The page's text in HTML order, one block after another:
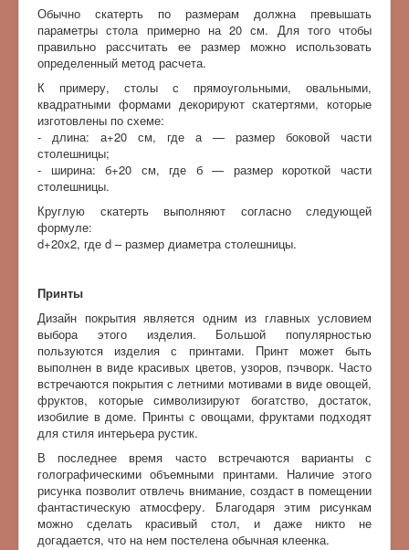
Обычно скатерть по размерам должна превышать
параметры стола примерно на 20 см. Для того чтобы
правильно рассчитать ее размер можно использовать
определенный метод расчета.
К примеру, столы с прямоугольными, овальными,
квадратными формами декорируют скатертями, которые
изготовлены по схеме:
- длина: а+20 см, где а — размер боковой части
столешницы;
- ширина: б+20 см, где б — размер короткой части
столешницы.
Круглую скатерть выполняют согласно следующей
формуле:
d+20х2, где d – размер диаметра столешницы.
Принты
Дизайн покрытия является одним из главных условием
выбора этого изделия. Большой популярностью
пользуются изделия с принтами. Принт может быть
выполнен в виде красивых цветов, узоров, пэчворк. Часто
встречаются покрытия с летними мотивами в виде овощей,
фруктов, которые символизируют богатство, достаток,
изобилие в доме. Принты с овощами, фруктами подходят
для стиля интерьера рустик.
В последнее время часто встречаются варианты с
голографическими объемными принтами. Наличие этого
рисунка позволит отвлечь внимание, создаст в помещении
фантастическую атмосферу. Благодаря этим рисункам
можно сделать красивый стол, и даже никто не
догадается, что на нем постелена обычная клеенка.